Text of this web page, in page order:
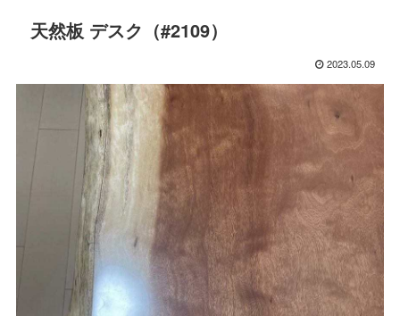
天然板 デスク（#2109）
2023.05.09